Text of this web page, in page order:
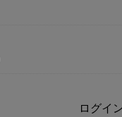
ログイ